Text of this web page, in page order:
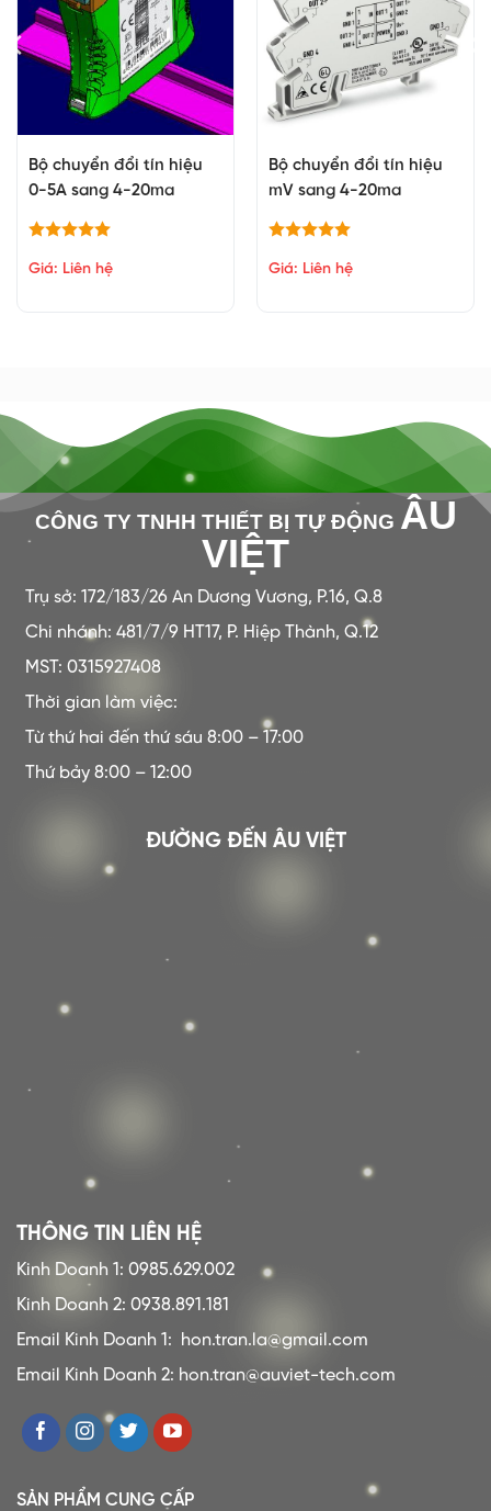
Bộ chuyển đổi tín hiệu
0-5A sang 4-20ma
Giá: Liên hệ
Bộ chuyển đổi tín hiệu
mV sang 4-20ma
Giá: Liên hệ
CÔNG TY TNHH THIẾT BỊ TỰ ĐỘNG ÂU
VIỆT
Trụ sở: 172/183/26 An Dương Vương, P.16, Q.8
Chi nhánh: 481/7/9 HT17, P. Hiệp Thành, Q.12
MST: 0315927408
Thời gian làm việc:
Từ thứ hai đến thứ sáu 8:00 – 17:00
Thứ bảy 8:00 – 12:00
ĐƯỜNG ĐẾN ÂU VIỆT
THÔNG TIN LIÊN HỆ
Kinh Doanh 1: 0985.629.002
Kinh Doanh 2: 0938.891.181
Email Kinh Doanh 1:
hon.tran.la@gmail.com
Email Kinh Doanh 2: hon.tran@auviet-tech.com
SẢN PHẨM CUNG CẤP